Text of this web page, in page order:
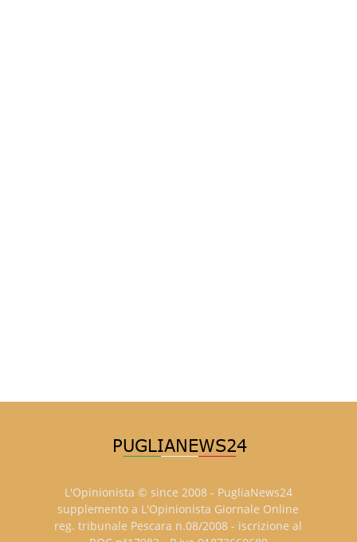
L'Opinionista © since 2008 - PugliaNews24
supplemento a L'Opinionista Giornale Online
reg. tribunale Pescara n.08/2008 - iscrizione al